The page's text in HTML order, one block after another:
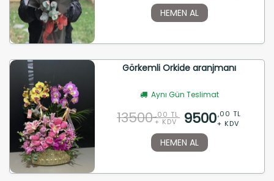
HEMEN AL
Görkemli Orkide aranjmanı
Aynı Gün Teslimat
13500 ,00 TL
+ KDV 9500,00 TL
+ KDV
HEMEN AL